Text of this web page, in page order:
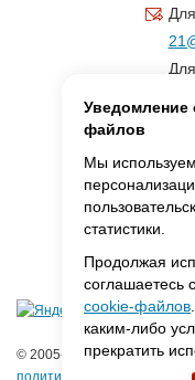
© 2005-2026 ООО
политика
Уведомление
файлов
Мы
статистики.
Продолжая
соглашаетесь с
cookie-файлов
каким-либо
прекратить